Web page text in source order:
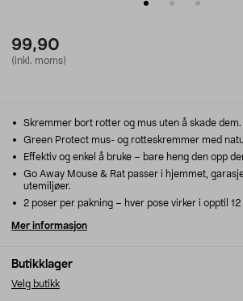
99,90
(inkl. moms)
Butikklager
Velg butikk
Skremmer bort rotter og mus uten å skade dem.
Green Protect mus- og rotteskremmer med
Effektiv og enkel å bruke – bare heng den opp
Go Away Mouse & Rat passer i hjemmet,
utemiljøer.
2 poser per pakning – hver pose virker i opptil 12
Mer informasjon